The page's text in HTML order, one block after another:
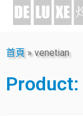
首頁 » venetian
Product: